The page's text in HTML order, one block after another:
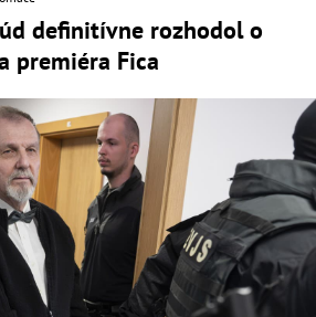
definitívne rozhodol o
premiéra Fica